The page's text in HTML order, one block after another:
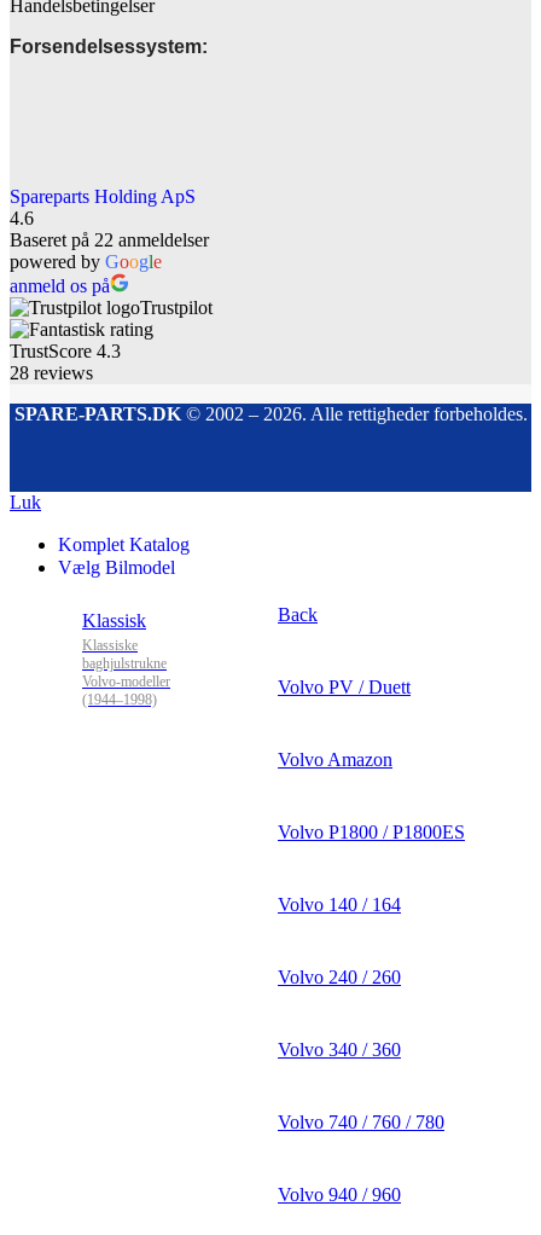
Handelsbetingelser
Forsendelsessystem:
Spareparts Holding ApS
4.6
Baseret på 22 anmeldelser
powered by Google
anmeld os på
Trustpilot
TrustScore 4.3
28 reviews
SPARE-PARTS.DK© 2002 – 2026. Alle rettigheder forbeholdes.
Luk
Komplet Katalog
Vælg Bilmodel
Klassisk
Klassiske
baghjulstrukne
Volvo-modeller
(1944–1998)
Back
Volvo PV / Duett
Volvo Amazon
Volvo P1800 / P1800ES
Volvo 140 / 164
Volvo 240 / 260
Volvo 340 / 360
Volvo 740 / 760 / 780
Volvo 940 / 960